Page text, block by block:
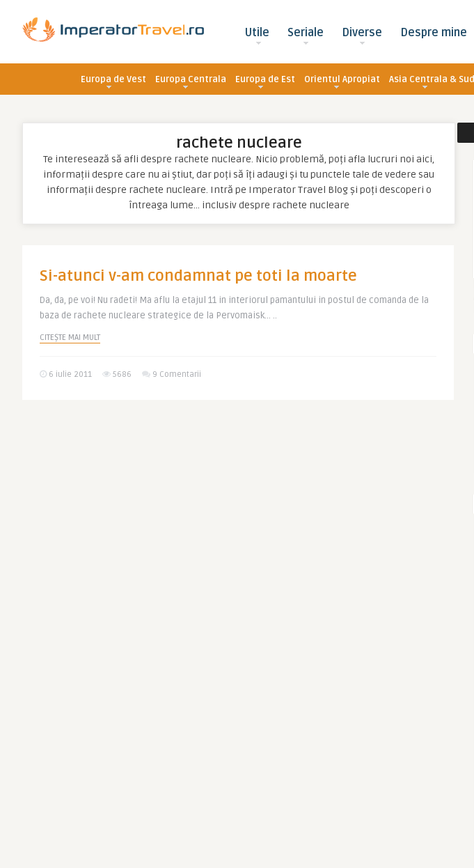
Utile Seriale Diverse Despre mine
Europa de Vest Europa Centrala Europa de Est Orientul Apropiat Asia Centrala & Sud
rachete nucleare
Te interesează să afli despre rachete nucleare. Nicio problemă, poți afla lucruri noi aici,
informații despre care nu ai știut, dar poți să îți adaugi și tu punctele tale de vedere sau
informații despre rachete nucleare. Intră pe Imperator Travel Blog și poți descoperi o
întreaga lume… inclusiv despre rachete nucleare
Si-atunci v-am condamnat pe toti la moarte
Da, da, pe voi! Nu radeti! Ma aflu la etajul 11 in interiorul pamantului in postul de comanda de la
baza de rachete nucleare strategice de la Pervomaisk… ..
CITEȘTE MAI MULT
6 iulie 2011 5686 9 Comentarii